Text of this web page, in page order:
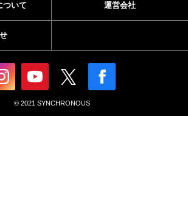
ついて 運営会社
© 2021 SYNCHRONOUS